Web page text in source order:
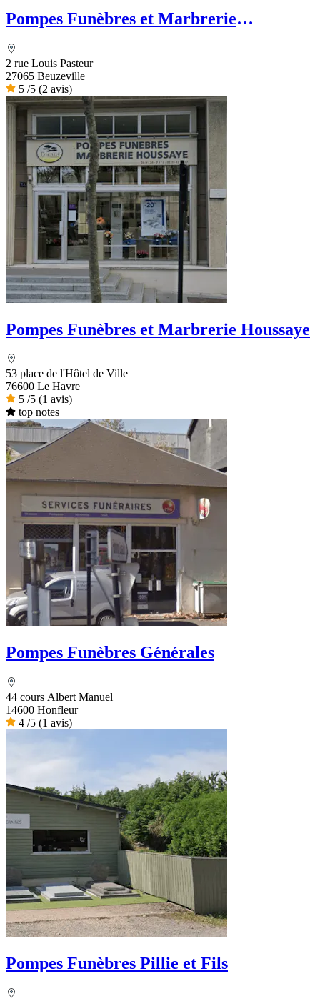
Pompes Funèbres et Marbrerie
2 rue Louis Pasteur
27065 Beuzeville
5 /5 (2 avis)
Pompes Funèbres et Marbrerie Houssaye
53 place de l'Hôtel de Ville
76600 Le Havre
5 /5 (1 avis)
top notes
Pompes Funèbres Générales
44 cours Albert Manuel
14600 Honfleur
4 /5 (1 avis)
Pompes Funèbres Pillie et Fils